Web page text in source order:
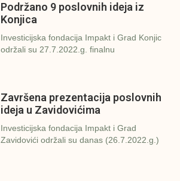
Podržano 9 poslovnih ideja iz
Konjica
Investicijska fondacija Impakt i Grad Konjic
održali su 27.7.2022.g. finalnu
Završena prezentacija poslovnih
ideja u Zavidovićima
Investicijska fondacija Impakt i Grad
Zavidovići održali su danas (26.7.2022.g.)